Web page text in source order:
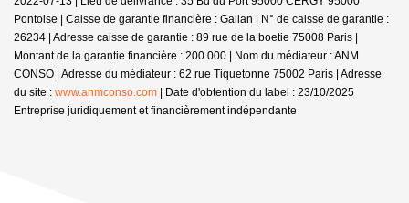
Pontoise | Caisse de garantie financière : Galian | N° de caisse de garantie :
26234 | Adresse caisse de garantie : 89 rue de la boetie 75008 Paris |
Montant de la garantie financière : 200 000 | Nom du médiateur : ANM
CONSO | Adresse du médiateur : 62 rue Tiquetonne 75002 Paris | Adresse
du site : www.anmconso.com | Date d'obtention du label : 23/10/2025
Entreprise juridiquement et financièrement indépendante